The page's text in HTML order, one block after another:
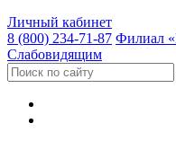
Личный кабинет
8 (800) 234-71-87 Филиал
Слабовидящим